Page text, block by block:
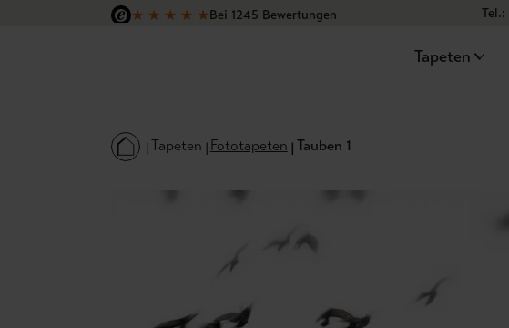
Hauptinhalt springen
Zur Suche springen
Zur Hauptnavigation springen
★ ★ ★ ★ ★Bei 1245 Bewertungen
Tel.:
Tapeten
Tapeten Fototapeten Tauben 1